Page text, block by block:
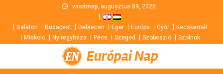
content
vasárnap, augusztus 09, 2026
Balaton Budapest Debrecen Eger Európa Győr
Kecskemét
Miskolc
Nyíregyháza Pécs Szeged Szoboszló Szolnok
Európai Nap